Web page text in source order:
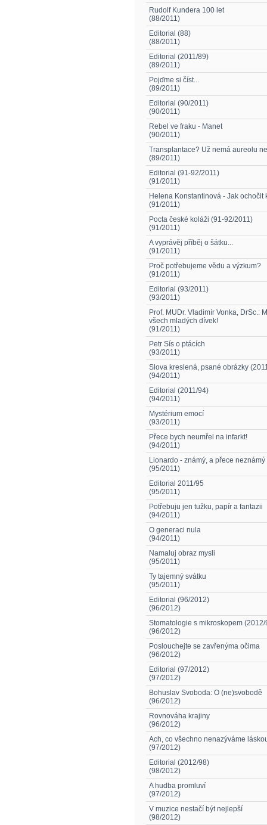
Rudolf Kundera 100 let
(88/2011)
Editorial (88)
(88/2011)
Editorial (2011/89)
(89/2011)
Pojďme si číst...
(89/2011)
Editorial (90/2011)
(90/2011)
Rebel ve fraku - Manet
(90/2011)
Transplantace? Už nemá aureolu
(89/2011)
Editorial (91-92/2011)
(91/2011)
Helena Konstantinová - Jak ochočit
(91/2011)
Pocta české koláži (91-92/2011)
(91/2011)
A vyprávěj příběj o šátku...
(91/2011)
Proč potřebujeme vědu a výzkum?
(91/2011)
Editorial (93/2011)
(93/2011)
Prof. MUDr. Vladimír Vonka, DrSc.:
všech mladých dívek!
(91/2011)
Petr Sís o ptácích
(93/2011)
Slova kreslená, psané obrázky
(94/2011)
Editorial (2011/94)
(94/2011)
Mystérium emocí
(93/2011)
Přece bych neumřel na infarkt!
(94/2011)
Lionardo - známý, a přece
(95/2011)
Editorial 2011/95
(95/2011)
Potřebuju jen tužku, papír a fantazii
(94/2011)
O generaci nula
(94/2011)
Namaluj obraz mysli
(95/2011)
Ty tajemný svátku
(95/2011)
Editorial (96/2012)
(96/2012)
Stomatologie s mikroskopem (2012/
(96/2012)
Poslouchejte se zavřenýma očima
(96/2012)
Editorial (97/2012)
(97/2012)
Bohuslav Svoboda: O (ne)svobodě
(96/2012)
Rovnováha krajiny
(96/2012)
Ach, co všechno nenazýváme
(97/2012)
Editorial (2012/98)
(98/2012)
A hudba promluví
(97/2012)
V muzice nestačí být nejlepší
(98/2012)